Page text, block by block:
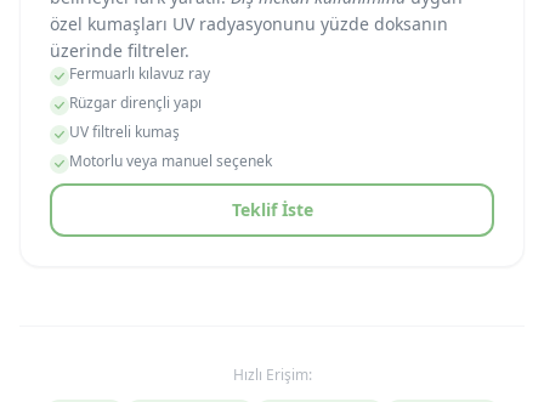
özel kumaşları UV radyasyonunu yüzde doksanın
üzerinde filtreler.
Fermuarlı kılavuz ray
Rüzgar dirençli yapı
UV filtreli kumaş
Motorlu veya manuel seçenek
Teklif İste
Hızlı Erişim: